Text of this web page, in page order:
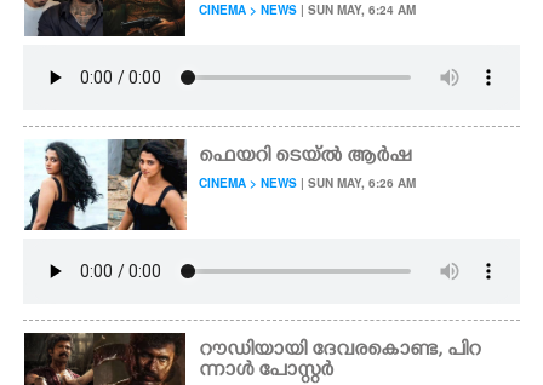
CINEMA > NEWS | SUN MAY, 6:24 AM
ഫെയറി ടെയ്ൽ ആർഷ
CINEMA > NEWS | SUN MAY, 6:26 AM
റൗഡിയായി ദേവരകൊണ്ട, പിറ
ന്നാൾ പോസ്റ്റർ